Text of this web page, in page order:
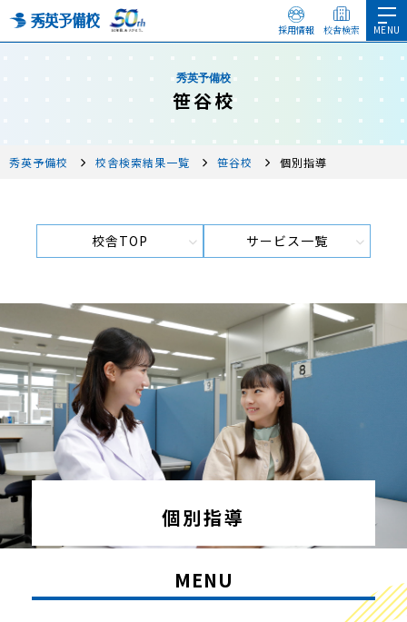
採用情報 校舎検索
秀英予備校
笹谷校
秀英予備校 校舎検索結果一覧 笹谷校 個別指導
校舎TOP サービス一覧
個別指導
MENU